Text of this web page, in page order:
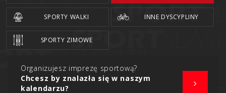
SPORTY WALKI INNE DYSCYPLINY
SPORTY ZIMOWE
Organizujesz imprezę sportową?
Chcesz by znalazła się w naszym
kalendarzu?